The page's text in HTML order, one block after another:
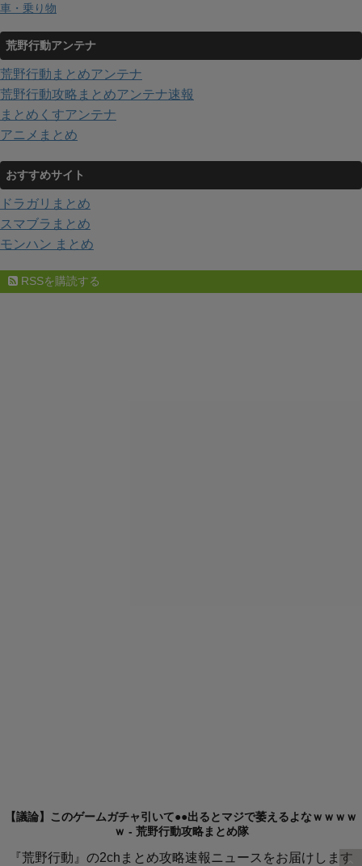
車・乗り物
荒野行動アンテナ
荒野行動まとめアンテナ
荒野行動攻略まとめアンテナ速報
まとめくすアンテナ
アニメまとめ
おすすめサイト
ドラガリまとめ
スマブラまとめ
モンハン まとめ
RSSを購読する
【議論】このゲームガチャ引いて●●出るとマジで萎えるよなｗｗｗｗ
ｗ - 荒野行動攻略まとめ隊
『荒野行動』の2chまとめ攻略速報ニュースをお届けします